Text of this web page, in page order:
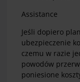
Assistance
Jeśli dopiero
ubezpieczenie
czemu w razie
powodów
poniesione